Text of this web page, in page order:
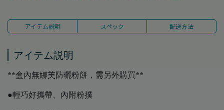
アイテム説明 スペック 配送方法
アイテム説明
**盒內無娜芙防曬粉餅，需另外購買**
●輕巧好攜帶、內附粉撲